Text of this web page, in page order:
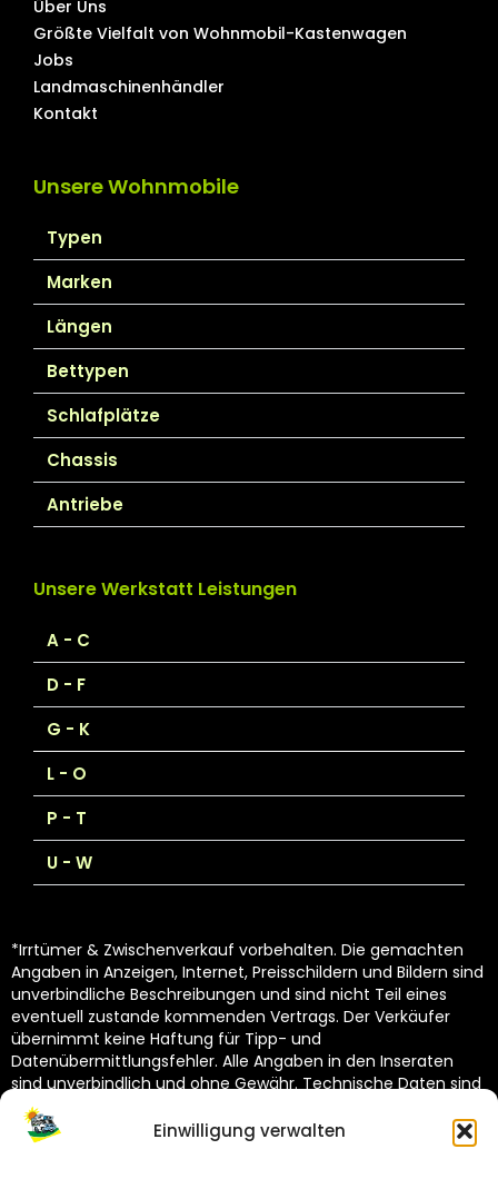
Einwilligung verwalten
Über Uns
Größte Vielfalt von Wohnmobil-Kastenwagen
Jobs
Landmaschinenhändler
Kontakt
Unsere Wohnmobile
Typen
Marken
Längen
Bettypen
Schlafplätze
Chassis
Antriebe
Unsere Werkstatt Leistungen
A - C
D - F
G - K
L - O
P - T
U - W
*Irrtümer & Zwischenverkauf vorbehalten. Die gemachten
Angaben in Anzeigen, Internet, Preisschildern und Bildern sind
unverbindliche Beschreibungen und sind nicht Teil eines
eventuell zustande kommenden Vertrags. Der Verkäufer
übernimmt keine Haftung für Tipp- und
Datenübermittlungsfehler. Alle Angaben in den Inseraten
sind unverbindlich und ohne Gewähr. Technische Daten sind
vom Hersteller übernommen und unterliegen Toleranzen
(siehe Technische Kataloge des Herstellers). Dekoration
nicht im Lieferumfang.